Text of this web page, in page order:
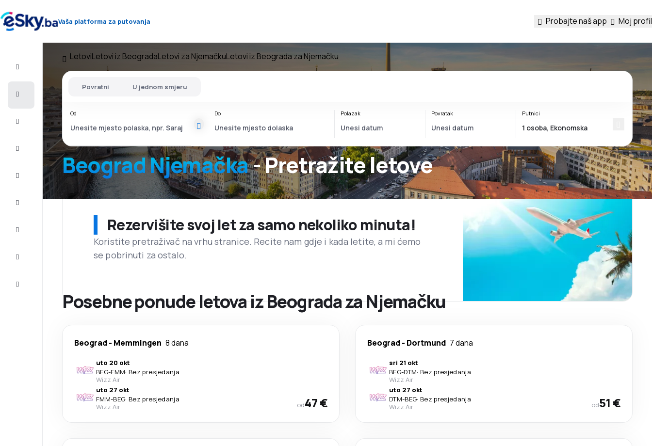
Vaša platforma za putovanja Probajte naš app Moj profil
Letovanje
Smještaj
LetoviLetovi iz BeogradaLetovi za NjemačkuLetovi iz Beograda za Njemačku
Beograd Njemačka- Pretražite letove
Povratni U jednom smjeru
Od Do Polazak Povratak Putnici
Rezervišite svoj let za samo nekoliko minuta!
Koristite pretraživač na vrhu stranice. Recite nam gdje i kada letite, a mi ćemo
se pobrinuti za ostalo.
Posebne ponude letova iz Beograda za Njemačku
Beograd- Memmingen 8 dana
uto 20 okt
BEG-FMM· Bez presjedanja
Wizz Air
uto 27 okt
FMM-BEG· Bez presjedanja
Wizz Air
od47 €
Beograd- Dortmund 7 dana
sri 21 okt
BEG-DTM· Bez presjedanja
Wizz Air
uto 27 okt
DTM-BEG· Bez presjedanja
Wizz Air
od51 €